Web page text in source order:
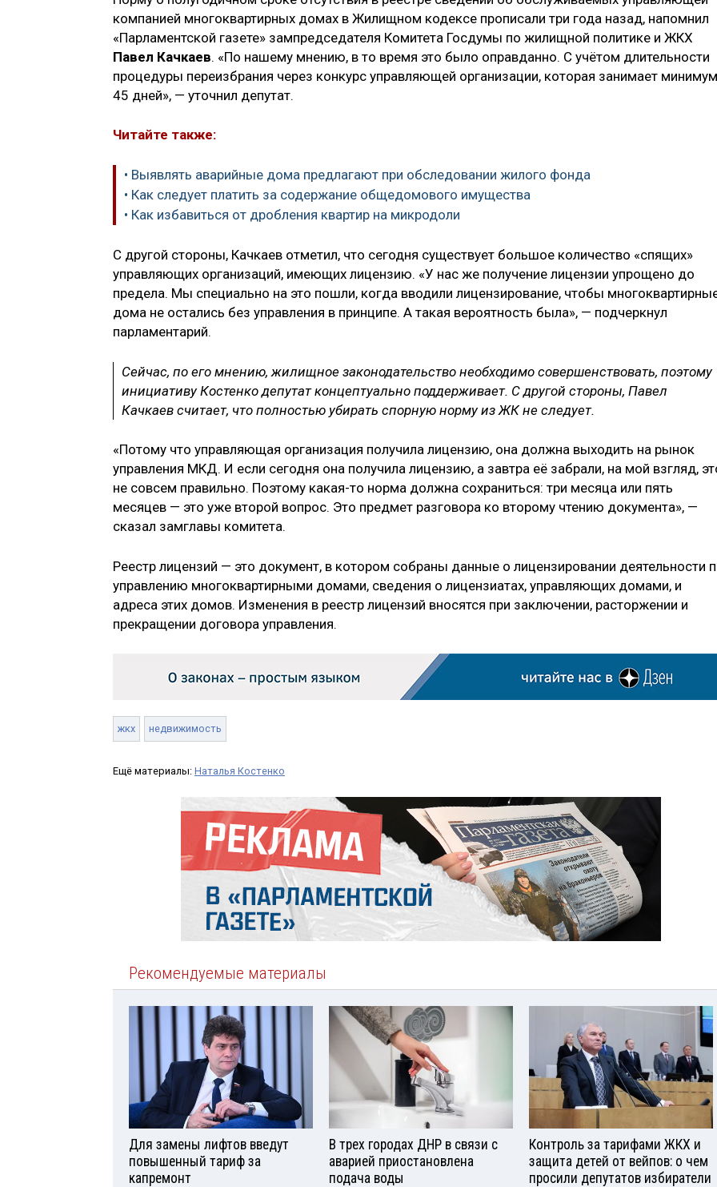
компанией многоквартирных домах в Жилищном кодексе прописали три года назад, напомнил
«Парламентской газете» зампредседателя Комитета Госдумы по жилищной политике и ЖКХ
Павел Качкаев. «По нашему мнению, в то время это было оправданно. С учётом длительности
процедуры переизбрания через конкурс управляющей организации, которая занимает минимум
45 дней», — уточнил депутат.
Читайте также:
• Выявлять аварийные дома предлагают при обследовании жилого фонда
• Как следует платить за содержание общедомового имущества
• Как избавиться от дробления квартир на микродоли
С другой стороны, Качкаев отметил, что сегодня существует большое количество «спящих»
управляющих организаций, имеющих лицензию. «У нас же получение лицензии упрощено до
предела. Мы специально на это пошли, когда вводили лицензирование, чтобы
дома не остались без управления в принципе. А такая вероятность была», — подчеркнул
парламентарий.
Сейчас, по его мнению, жилищное законодательство необходимо совершенствовать, поэтому
инициативу Костенко депутат концептуально поддерживает. С другой стороны, Павел
Качкаев считает, что полностью убирать спорную норму из ЖК не следует.
«Потому что управляющая организация получила лицензию, она должна выходить на рынок
управления МКД. И если сегодня она получила лицензию, а завтра её забрали, на мой взгляд,
не совсем правильно. Поэтому какая-то норма должна сохраниться: три месяца или пять
месяцев — это уже второй вопрос. Это предмет разговора ко второму чтению документа», —
сказал замглавы комитета.
Реестр лицензий — это документ, в котором собраны данные о лицензировании деятельности
управлению многоквартирными домами, сведения о лицензиатах, управляющих домами, и
адреса этих домов. Изменения в реестр лицензий вносятся при заключении, расторжении и
прекращении договора управления.
жкх недвижимость
Ещё материалы: Наталья Костенко
Рекомендуемые материалы
Для замены лифтов введут
повышенный тариф за
капремонт
В трех городах ДНР в связи с
аварией приостановлена
подача воды
Контроль за тарифами ЖКХ и
защита детей от вейпов: о чем
просили депутатов избиратели